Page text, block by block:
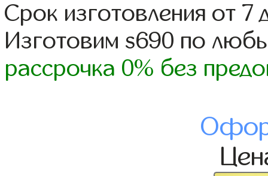
Срок изготовления от 7
Изготовим s690 по
рассрочка 0% без